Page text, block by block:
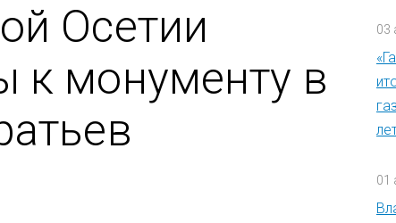
Осетии
к монументу в
03
01